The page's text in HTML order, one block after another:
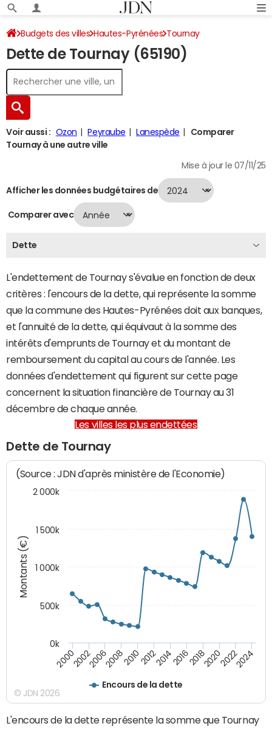
Budgets des villes Hautes-Pyrénées Tournay
Dette au 31/12/2024
Dette de Tournay (65190)
Voir aussi : Ozon Peyraube Lanespède
Comparer
Tournay à une autre ville
Mise à jour le 07/11/25
Afficher les données budgétaires de
Comparer avec
Dette
L'endettement de Tournay s'évalue en fonction de deux
critères : l'encours de la dette, qui représente la somme
que la commune des Hautes-Pyrénées doit aux banques,
et l'annuité de la dette, qui équivaut à la somme des
intérêts d'emprunts de Tournay et du montant de
remboursement du capital au cours de l'année. Les
données d'endettement qui figurent sur cette page
concernent la situation financière de Tournay au 31
décembre de chaque année.
Les villes les plus endettées
Dette de Tournay
Montants (€)
(Source : JDN d'après ministère de l'Economie)
Encours de la dette
200020022006200820102012201420162018202020222024
0k
500k
1 000k
1 500k
2 000k
© JDN 2026
L'encours de la dette représente la somme que Tournay